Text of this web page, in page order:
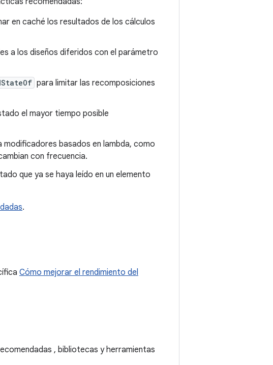
en caché los resultados de los cálculos
a los diseños diferidos con el parámetro
para limitar las recomposiciones
el mayor tiempo posible
modificadores basados en lambda, como
con frecuencia.
que ya se haya leído en un elemento
.
Cómo mejorar el rendimiento del
, bibliotecas y herramientas